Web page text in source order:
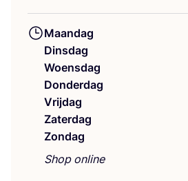
Maandag
Dinsdag
Woensdag
Donderdag
Vrijdag
Zaterdag
Zondag
Shop online